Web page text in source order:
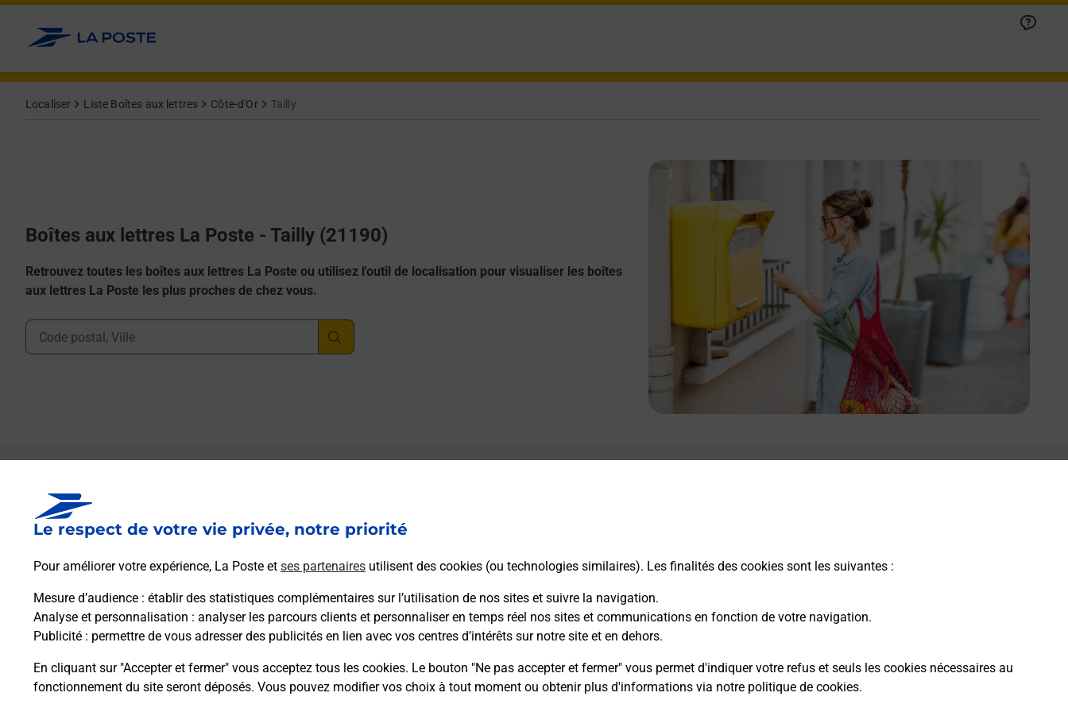
Le respect de votre vie privée, notre priorité
Pour améliorer votre expérience, La Poste et ses partenaires utilisent des cookies (ou technologies similaires). Les finalités des cookies sont les suivantes :
Mesure d’audience : établir des statistiques complémentaires sur l’utilisation de nos sites et suivre la navigation.
Analyse et personnalisation : analyser les parcours clients et personnaliser en temps réel nos sites et communications en fonction de votre navigation.
Publicité : permettre de vous adresser des publicités en lien avec vos centres d’intérêts sur notre site et en dehors.
En cliquant sur "Accepter et fermer" vous acceptez tous les cookies. Le bouton "Ne pas accepter et fermer" vous permet d'indiquer votre refus et seuls les cookies nécessaires au
fonctionnement du site seront déposés. Vous pouvez modifier vos choix à tout moment ou obtenir plus d'informations via notre politique de cookies.
Allez au contenu
Localiser Liste Boîtes aux lettres Côte-d'Or Tailly
Boîtes aux lettres La Poste - Tailly (21190)
Retrouvez toutes les boîtes aux lettres La Poste ou utilisez l'outil de localisation pour visualiser les boîtes
aux lettres La Poste les plus proches de chez vous.
Ville, Département, Code Postal
Boîte aux lettres La Poste
Prochaine collecte du courrier lundià 09h00
4 Rue De L Eglise
Itinéraire